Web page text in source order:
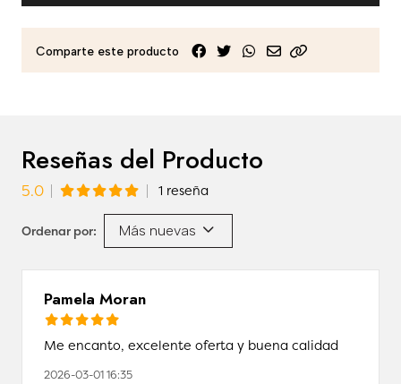
Comparte este producto
Reseñas del Producto
5.0 1 reseña
Ordenar por: Más nuevas
Pamela Moran
Me encanto, excelente oferta y buena calidad
2026-03-01 16:35